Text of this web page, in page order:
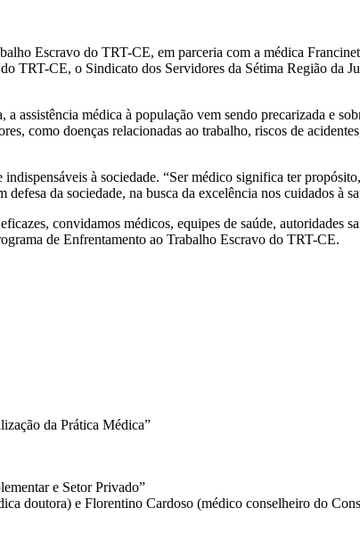
Escravo do TRT-CE, em parceria com a médica
TRT-CE, o Sindicato dos Servidores da Sétima Região da
assistência médica à população vem sendo precarizada e
como doenças relacionadas ao trabalho, riscos de
à sociedade. “Ser médico significa ter
da sociedade, na busca da excelência nos cuidados à
convidamos médicos, equipes de saúde, autoridades
de Enfrentamento ao Trabalho Escravo do TRT-CE.
da Prática Médica”
e Setor Privado”
doutora) e Florentino Cardoso (médico conselheiro do